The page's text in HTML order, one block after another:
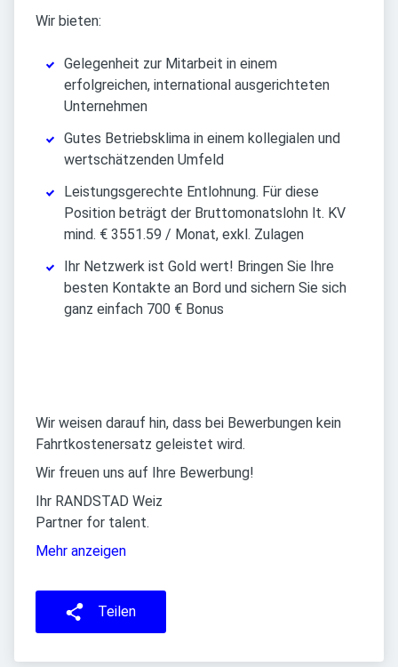
Wir bieten:
Gelegenheit zur Mitarbeit in einem
erfolgreichen, international ausgerichteten
Unternehmen
Gutes Betriebsklima in einem kollegialen und
wertschätzenden Umfeld
Leistungsgerechte Entlohnung. Für diese
Position beträgt der Bruttomonatslohn lt. KV
mind. € 3551.59 / Monat, exkl. Zulagen
Ihr Netzwerk ist Gold wert! Bringen Sie Ihre
besten Kontakte an Bord und sichern Sie sich
ganz einfach 700 € Bonus
Wir weisen darauf hin, dass bei Bewerbungen kein
Fahrtkostenersatz geleistet wird.
Wir freuen uns auf Ihre Bewerbung!
Ihr RANDSTAD Weiz
Partner for talent.
Mehr anzeigen
Teilen